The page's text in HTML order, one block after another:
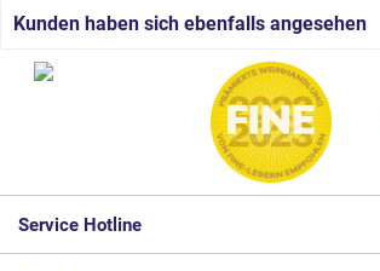
Kunden haben sich ebenfalls angesehen
Service Hotline